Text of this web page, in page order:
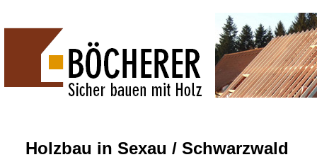
Holzbau in Sexau / Schwarzwald